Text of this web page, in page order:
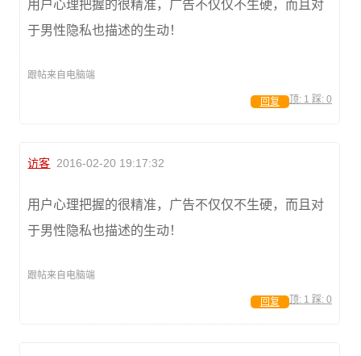
用户心理把握的很精准，广告不仅仅不生硬，而且对
于男性隐私也描述的生动！
跟帖来自电脑端
顶: 1 踩: 0
回复
访客 2016-02-20 19:17:32
用户心理把握的很精准，广告不仅仅不生硬，而且对
于男性隐私也描述的生动！
跟帖来自电脑端
顶: 1 踩: 0
回复